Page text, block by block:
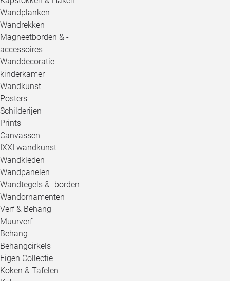
Wandplanken
Wandrekken
Magneetborden & -
accessoires
Wanddecoratie
kinderkamer
Wandkunst
Posters
Schilderijen
Prints
Canvassen
IXXI wandkunst
Wandkleden
Wandpanelen
Wandtegels & -borden
Wandornamenten
Verf & Behang
Muurverf
Behang
Behangcirkels
Eigen Collectie
Koken & Tafelen